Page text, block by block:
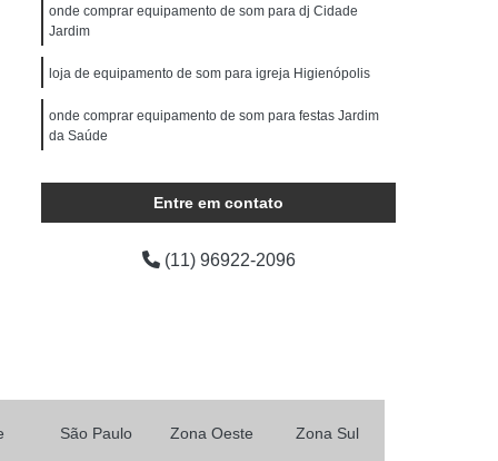
Feminina
Locução para Comercial
Profissional
de Locução
Fazer Mixagem de Músicas
Mixagem de Som
Mixagem de Voz
Produtora de áudio Estudio
Produtora de Som
Produtora Som
onde comprar equipamento de som para dj Cidade
Jardim
loja de equipamento de som para igreja Higienópolis
onde comprar equipamento de som para festas Jardim
da Saúde
Entre em contato
(11) 96922-2096
São Paulo Zona Oeste Zona Sul